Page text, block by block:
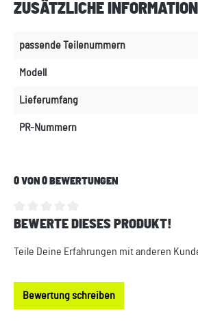
ZUSÄTZLICHE
passende Teilenummern
Modell
Lieferumfang
PR-Nummern
0 VON 0 BEWERTUNGEN
Durchschnittliche Bewertung von 0 von 5
BEWERTE DIESES PRODUKT!
Teile Deine Erfahrungen mit anderen
Bewertung schreiben